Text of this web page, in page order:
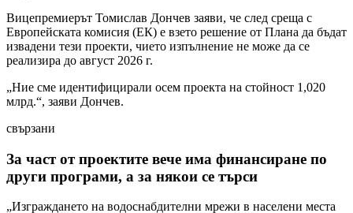
Вицепремиерът Томислав Дончев заяви, че след среща с
Европейската комисия (ЕК) е взето решение от Плана да бъдат
извадени тези проекти, чието изпълнение не може да се
реализира до август 2026 г.
„Ние сме идентифицирали осем проекта на стойност 1,020
млрд.“, заяви Дончев.
свързани
За част от проектите вече има финансиране по
други програми, а за някои се търси
„Изграждането на водоснабдителни мрежи в населени места